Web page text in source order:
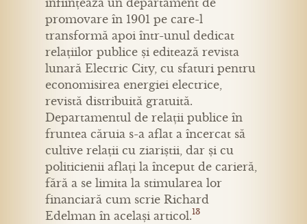
înființează un departament de
promovare în 1901 pe care-l
transformă apoi într-unul dedicat
relațiilor publice și editează revista
lunară Electric City, cu sfaturi pentru
economisirea energiei electrice,
revistă distribuită gratuită.
Departamentul de relații publice în
fruntea căruia s-a aflat a încercat să
cultive relații cu ziariștii, dar și cu
politicienii aflați la început de carieră,
fără a se limita la stimularea lor
financiară cum scrie Richard
Edelman în același articol.13